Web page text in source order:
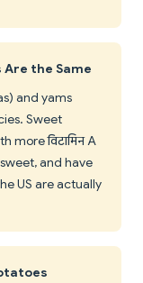
Are the Same
and yams
Sweet
more विटामिन A
and have
US are actually